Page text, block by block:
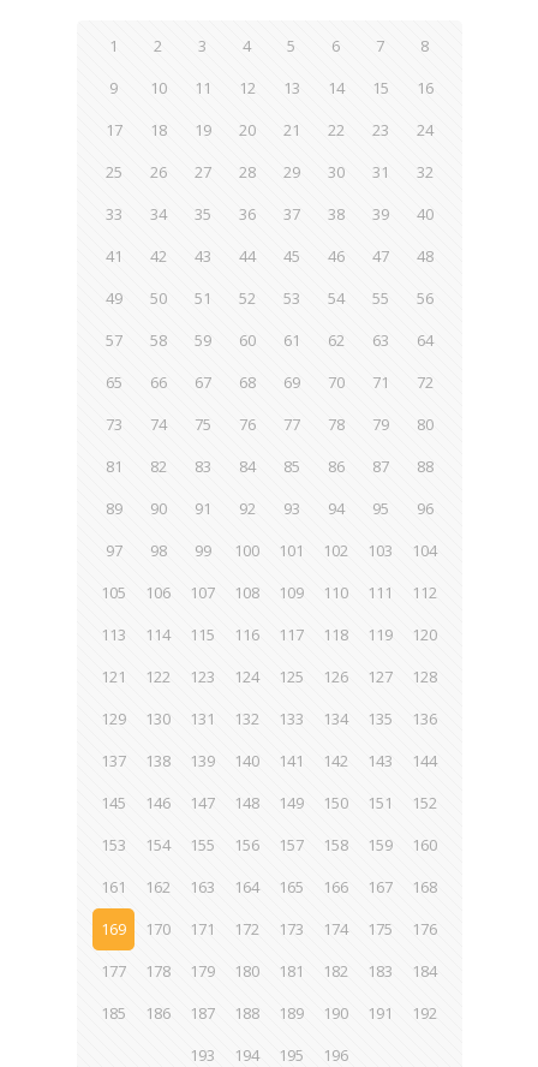
1 2 3 4 5 6 7
8
9
10 11 12 13 14 15
16
17
18 19 20 21 22 23
24
25
26 27 28 29 30 31
32
33
34 35 36 37 38 39
40
41
42 43 44 45 46 47
48
49
50 51 52 53 54 55
56
57
58 59 60 61 62 63
64
65
66 67 68 69 70 71
72
73
74 75 76 77 78 79
80
81
82 83 84 85 86 87
88
89
90 91 92 93 94 95
96
97
98 99 100 101 102 103
104
105
106 107 108 109 110 111
112
113
114 115 116 117 118 119
120
121
122 123 124 125 126 127
128
129
130 131 132 133 134 135
136
137
138 139 140 141 142 143
144
145
146 147 148 149 150 151
152
153
154 155 156 157 158 159
160
161
162 163 164 165 166 167
168
169
170 171 172 173 174 175
176
177
178 179 180 181 182 183
184
185
186 187 188 189 190 191
192
193
194 195 196